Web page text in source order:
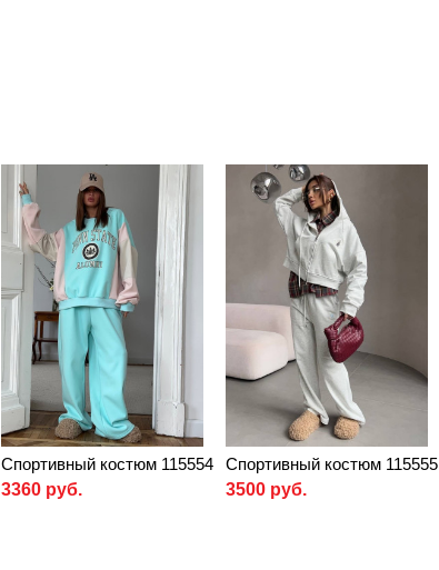
Спортивный костюм 115554
3360 руб.
Спортивный костюм 115555
3500 руб.